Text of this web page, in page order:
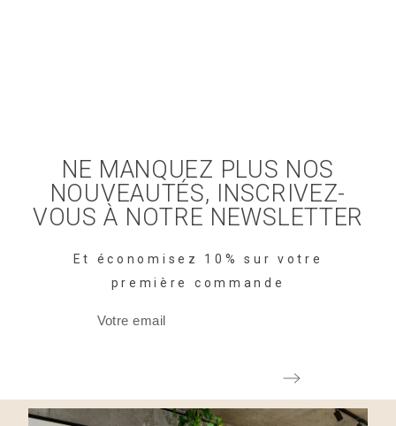
NE MANQUEZ PLUS NOS
NOUVEAUTÉS, INSCRIVEZ-
VOUS À NOTRE NEWSLETTER
Et économisez 10% sur votre
première commande